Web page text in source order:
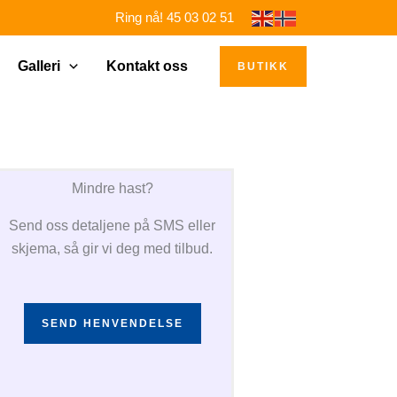
Ring nå! 45 03 02 51
Galleri Kontakt oss BUTIKK
Mindre hast?
Send oss detaljene på SMS eller
skjema, så gir vi deg med tilbud.
SEND HENVENDELSE